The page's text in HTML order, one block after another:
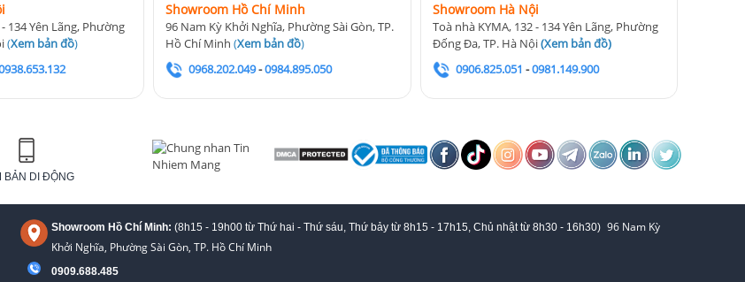
134 Yên Lãng, Phường
(Xem bản đồ)
Showroom Hồ Chí Minh
96 Nam Kỳ Khởi Nghĩa, Phường Sài Gòn, TP.
Hồ Chí Minh(Xem bản đồ)
0968.202.049-0984.895.050
Showroom Hà Nội
Toà nhà KYMA, 132 - 134 Yên Lãng, Phường
Đống Đa, TP. Hà Nội(Xem bản đồ)
0906.825.051 -0981.149.900
BẢN DI ĐỘNG
Showroom Hồ Chí Minh: (8h15 - 19h00 từ Thứ hai - Thứ sáu, Thứ bảy từ 8h15 - 17h15, Chủ nhật từ 8h30 - 16h30) 96 Nam Kỳ
Khởi Nghĩa, Phường Sài Gòn, TP. Hồ Chí Minh
0909.688.485